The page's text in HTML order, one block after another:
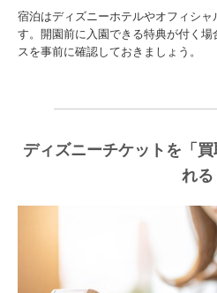
宿泊はディズニーホテルやオフィシ
す。開園前に入園できる特典が付く
スを事前に確認しておきましょう。
ディズニーチケットを「
れる